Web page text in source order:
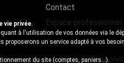
Contact
Espace professionnel
- Magasin Discobole 18 Rue
vie privée.
à l'utilisation de vos données via le
proposerons un service adapté à vos
du site (comptes, paniers...).